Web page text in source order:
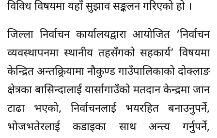
विविध विषयमा यहाँ सुझाव सङ्कलन गरिएको हो ।
जिल्ला निर्वाचन कार्यालयद्वारा आयोजित ‘निर्वाचन
व्यवस्थापनमा स्थानीय तहसँगको सहकार्य’ विषयमा
केन्द्रित अन्तक्र्रियामा नौकुण्ड गाउँपालिकाको दोक्लाङ
क्षेत्रका बासिन्दालाई यार्सागाउँको मतदान केन्द्रमा जान
टाढा भएको, निर्वाचनलाई भयरहित बनाउनुपर्ने,
भोजभतेरलाई कडाइका साथ अन्त्य गर्नुपर्ने,